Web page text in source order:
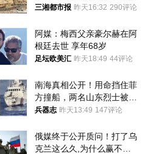
中9岁男孩被巨浪卷入海
三湘都市报 昨天16:32 290评论
阿媒：梅西父亲豪尔赫在阿
根廷去世 享年68岁
足坛欧美汇 昨天18:49 44评论
南海真相公开！用命挡住菲
方撞船，两名山东烈士被授
武警最高荣誉
兵器志 昨天13:49 147评论
俄媒终于公开质问！打了乌
克兰这么久,为什么赢不了?